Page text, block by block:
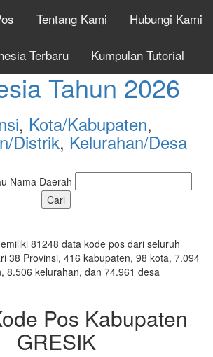
Tentang Kami Hubungi Kami
Terbaru Kumpulan Tutorial
Pos Seluruh
Tahun 2026
, Kota/Kabupaten,
Distrik, Kelurahan/Desa
Nama Daerah
81248 data kode pos dari seluruh
38 Provinsi, 416 kabupaten, 98 kota, 7.094
8.506 kelurahan, dan 74.961 desa
Pos Kabupaten
GRESIK